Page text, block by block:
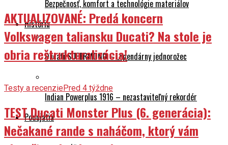
Výber oblečenia pre spolujazdca na motocykli:
Bezpečnosť, komfort a technológie materiálov
História
Ducati SUPERMONO – Legendárny jednorožec
Indian Powerplus 1916 – nezastaviteľný rekordér
SpravodajstvoPred 1 mesiac
AKTUALIZOVANÉ: Predá koncern
Volkswagen taliansku Ducati? Na stole je
obria reštrukturalizácia!
Testy a recenzie Pred 4 týždne
TEST Ducati Monster Plus (6. generácia):